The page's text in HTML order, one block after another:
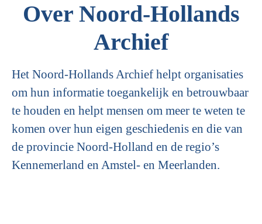
Over Noord-Hollands
Archief
Het Noord-Hollands Archief helpt organisaties
om hun informatie toegankelijk en betrouwbaar
te houden en helpt mensen om meer te weten te
komen over hun eigen geschiedenis en die van
de provincie Noord-Holland en de regio’s
Kennemerland en Amstel- en Meerlanden.